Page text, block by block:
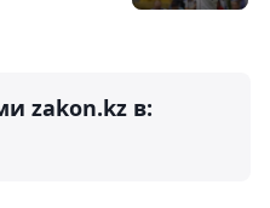
zakon.kz в: